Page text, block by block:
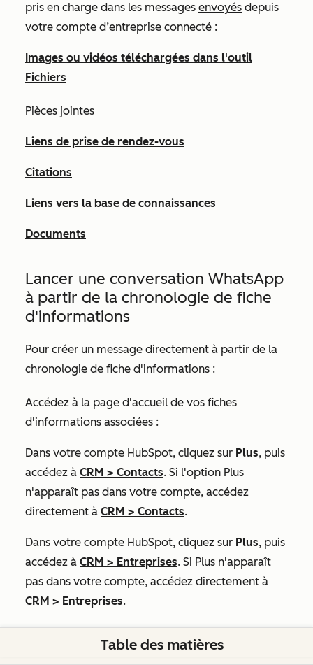
pris en charge dans les messages envoyés depuis
votre compte d’entreprise connecté :
Images ou vidéos téléchargées dans l'outil
Fichiers
Pièces jointes
Liens de prise de rendez-vous
Citations
Liens vers la base de connaissances
Documents
Lancer une conversation WhatsApp
à partir de la chronologie de fiche
d'informations
Pour créer un message directement à partir de la
chronologie de fiche d'informations :
Accédez à la page d'accueil de vos fiches
d'informations associées :
Dans votre compte HubSpot, cliquez sur Plus, puis
accédez à CRM > Contacts. Si l'option Plus
n'apparaît pas dans votre compte, accédez
directement à CRM > Contacts.
Dans votre compte HubSpot, cliquez sur Plus, puis
accédez à CRM > Entreprises. Si Plus n'apparaît
pas dans votre compte, accédez directement à
CRM > Entreprises.
Dans votre compte HubSpot, cliquez surPlus, puis
CRM>Transactions. SiPlusn'apparaît
Table des matières